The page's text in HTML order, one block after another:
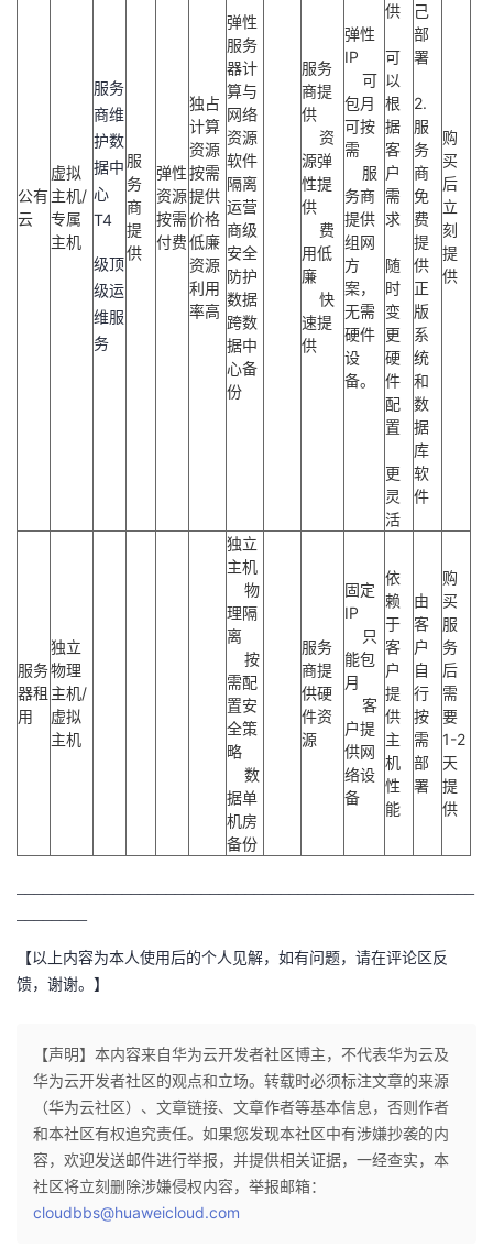
公有
云
虚拟
主机/
专属
主机
服务
商维
护数
据中
心
T4
级顶
级运
维服
务
服
务
商
提
供
弹性
资源
按需
付费
独占
计算
资源
按需
提供
价格
低廉
资源
利用
率高
弹性
服务
器计
算与
网络
资源
软件
隔离
运营
商级
安全
防护
数据
跨数
据中
心备
份
服务
商提
供
资
源弹
性提
供
费
用低
廉
快
速提
供
弹性
IP
可
包月
可按
需
服
务商
提供
组网
方
案，
无需
硬件
设
备。
供
可
以
根
据
客
户
需
求
随
时
变
更
硬
件
配
置
更
灵
活
己
部
署
2.
服
务
商
免
费
提
供
正
版
系
统
和
数
据
库
软
件
购
买
后
立
刻
提
供
服务
器租
用
独立
物理
主机/
虚拟
主机
独立
主机
物
理隔
离
按
需配
置安
全策
略
数
据单
机房
备份
服务
商提
供硬
件资
源
固定
IP
只
能包
月
客
户提
供网
络设
备
依
赖
于
客
户
提
供
主
机
性
能
由
客
户
自
行
按
需
部
署
购
买
服
务
后
需
要
1-2
天
提
供
【以上内容为本人使用后的个人见解，如有问题，请在评论区反
馈，谢谢。】
【声明】本内容来自华为云开发者社区博主，不代表华为云及
华为云开发者社区的观点和立场。转载时必须标注文章的来源
（华为云社区）、文章链接、文章作者等基本信息，否则作者
和本社区有权追究责任。如果您发现本社区中有涉嫌抄袭的内
容，欢迎发送邮件进行举报，并提供相关证据，一经查实，本
社区将立刻删除涉嫌侵权内容，举报邮箱：
cloudbbs@huaweicloud.com